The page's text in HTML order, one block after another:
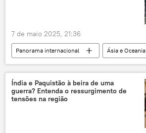
7 de maio 2025, 21:36
Panorama internacional
Ásia e Oceania
Índia
Paquistão
Caxemira
Lashkar-e-Taiba
tensão geopolítica
Índia e Paquistão à beira de uma
guerra? Entenda o ressurgimento de
tensões na região